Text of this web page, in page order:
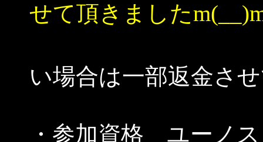
せて頂きました
い場合は一部返金さ
・参加資格 ユーノ